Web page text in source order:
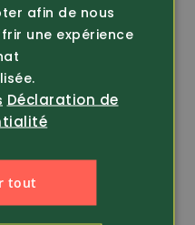
Pfanner
T-shirt Neck à zip
69.80
afin de nous
une expérience
Déclaration de
tout